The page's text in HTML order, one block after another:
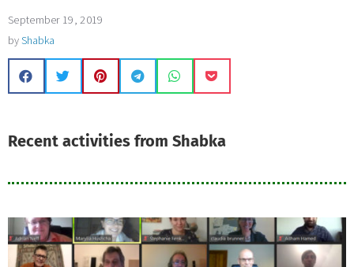
September 19, 2019
byShabka
Recent activities from Shabka